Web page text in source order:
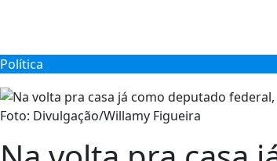
Política
Foto: Divulgação/Willamy Figueira